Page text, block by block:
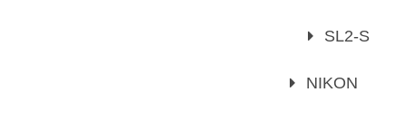
SL2-S
NIKON